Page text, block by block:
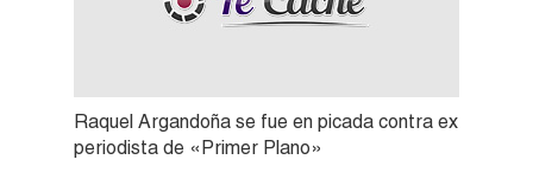
Raquel Argandoña se fue en picada contra ex
periodista de «Primer Plano»